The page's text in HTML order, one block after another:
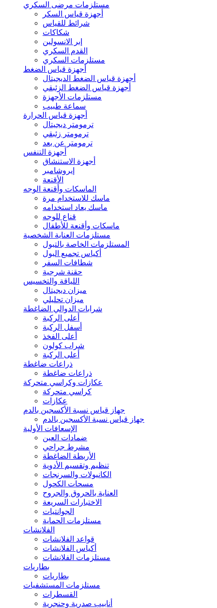
مستلزمات مرضى السكري
أجهزة قياس السكر
شرائط للقياس
شكاكات
إبر الانسولين
القدم السكري
مستلزمات السكري
أجهزة قياس الضغط
أجهزة قياس الضغط الديجيتال
أجهزة قياس الضغط الزئبقي
مستلزمات الأجهزة
سماعة طبيب
أجهزة قياس الحرارة
ترمومتر ديجيتال
ترمومتر زئبقي
ترمومتر عن بعد
أجهزة التنفس
أجهزة الاستنشاق
إيروشامبر
الأقنعة
الماسكات وأقنعة الوجه
ماسك للاستخدام مرة
ماسك يعاد استخدامه
قناع للوجه
ماسكات وأقنعة للأطفال
مستلزمات العناية الشخصية
المستلزمات الخاصة بالتبول
أكياس تجميع البول
شطافات السفر
حقنة شرجية
اللياقة والتخسيس
ميزان ديجيتال
ميزان تحليلي
شرابات الدوالي الضاغطة
أعلى الركبة
أسفل الركبة
أعلى الفخذ
شراب كولون
أعلى الركبة
ذراعات ضاغطة
ذراعات ضاغطة
عكازات وكراسي متحركة
كراسي متحركة
عكازات
جهاز قياس نسبة الأكسجين بالدم
جهاز قياس نسبة الأكسجين بالدم
الإسعافات الأولية
ضمادات العين
مشرط جراحي
الأربطة الضاغطة
تنظيم وتقسيم الأدوية
الكانيولات والسرنجات
مسحات الكحول
العناية بالحروق والجروح
الاختبارات السريعة
الجوانتيات
مستلزمات الحماية
الفلانشات
قواعد الفلانشات
أكياس الفلانشات
مستلزمات الفلانشات
بطاريات
بطاريات
مستلزمات المستشفيات
القسطرات
أنابيب صدرية وحنجرية